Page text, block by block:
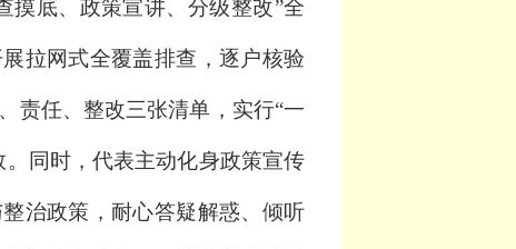
摸底、政策宣讲、分级整改”全
拉网式全覆盖排查，逐户核验
责任、整改三张清单，实行“一
同时，代表主动化身政策宣传
治政策，耐心答疑解惑、倾听